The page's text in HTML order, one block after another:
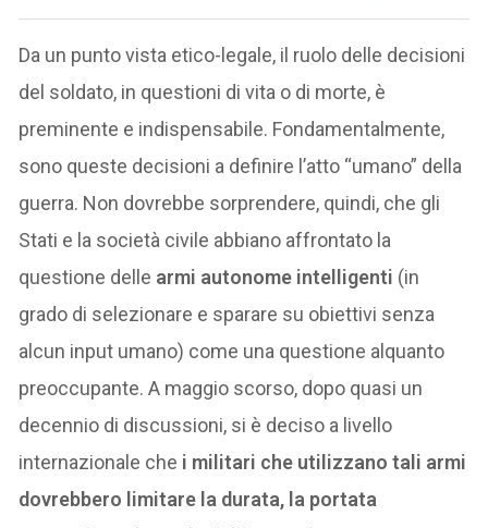
Da un punto vista etico-legale, il ruolo delle decisioni
del soldato, in questioni di vita o di morte, è
preminente e indispensabile. Fondamentalmente,
sono queste decisioni a definire l’atto “umano” della
guerra. Non dovrebbe sorprendere, quindi, che gli
Stati e la società civile abbiano affrontato la
questione delle armi autonome intelligenti (in
grado di selezionare e sparare su obiettivi senza
alcun input umano) come una questione alquanto
preoccupante. A maggio scorso, dopo quasi un
decennio di discussioni, si è deciso a livello
internazionale che i militari che utilizzano tali armi
dovrebbero limitare la durata, la portata